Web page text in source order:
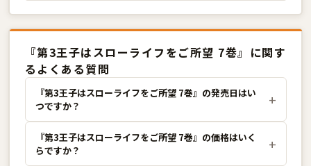
『第3王子はスローライフをご所望 7巻』に関す
るよくある質問
『第3王子はスローライフをご所望 7巻』の発売日はい
つですか？
『第3王子はスローライフをご所望 7巻』の価格はいく
らですか？